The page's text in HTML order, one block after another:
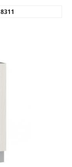
8311